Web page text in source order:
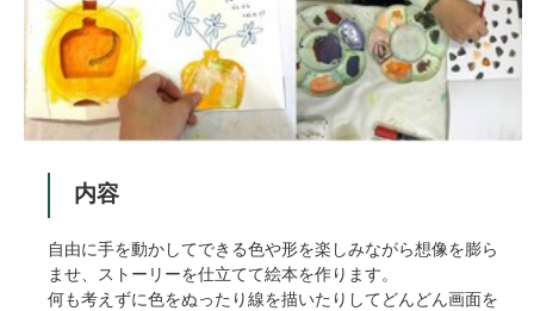
内容
自由に手を動かしてできる色や形を楽しみながら想像を膨ら
ませ、ストーリーを仕立てて絵本を作ります。
何も考えずに色をぬったり線を描いたりしてどんどん画面を